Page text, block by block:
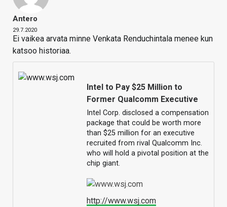
Antero
29.7.2020
Ei vaikea arvata minne Venkata Renduchintala menee kun
katsoo historiaa.
Intel to Pay $25 Million to
Former Qualcomm Executive
Intel Corp. disclosed a compensation
package that could be worth more
than $25 million for an executive
recruited from rival Qualcomm Inc.
who will hold a pivotal position at the
chip giant.
http://www.wsj.com